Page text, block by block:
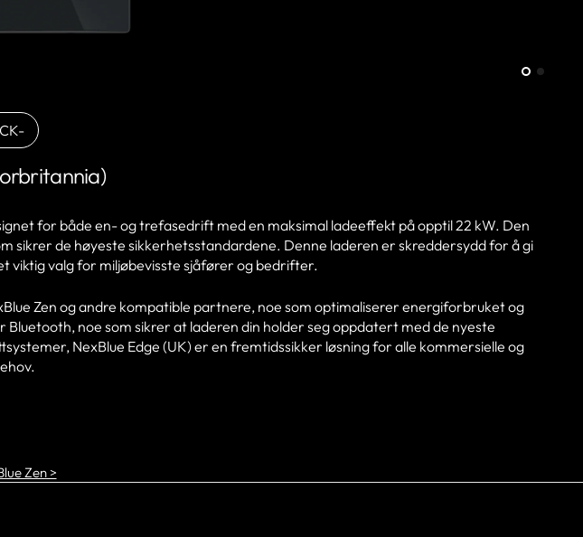
for både en- og trefasedrift med en maksimal ladeeffekt på opptil 22 kW. Den
de høyeste sikkerhetsstandardene. Denne laderen er skreddersydd for å gi
viktig valg for miljøbevisste sjåfører og bedrifter.
Zen og andre kompatible partnere, noe som optimaliserer energiforbruket og
noe som sikrer at laderen din holder seg oppdatert med de nyeste
NexBlue Edge (UK) er en fremtidssikker løsning for alle kommersielle og
Zen >